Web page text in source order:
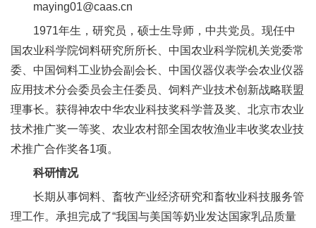
究
教
育
流
maying01@caas.cn
1971年生，研究员，硕士生导师，中共党员。现任中
国农业科学院饲料研究所所长、中国农业科学院机关党委常
委、中国饲料工业协会副会长、中国仪器仪表学会农业仪器
应用技术分会委员会主任委员、饲料产业技术创新战略联盟
理事长。获得神农中华农业科技奖科学普及奖、北京市农业
技术推广奖一等奖、农业农村部全国农牧渔业丰收奖农业技
术推广合作奖各1项。
科研情况
长期从事饲料、畜牧产业经济研究和畜牧业科技服务管
理工作。承担完成了“我国与美国等奶业发达国家乳品质量